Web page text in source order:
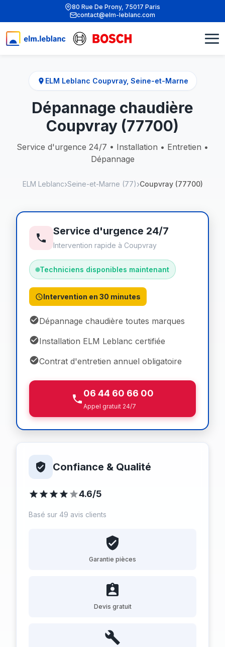
80 Rue De Prony, 75017 Paris
contact@elm-leblanc.com
ELM Leblanc Coupvray, Seine-et-Marne
Dépannage chaudière
Coupvray (77700)
Service d'urgence 24/7 • Installation • Entretien •
Dépannage
ELM Leblanc Seine-et-Marne (77) Coupvray (77700)
Service d'urgence 24/7
Intervention rapide à Coupvray
Techniciens disponibles maintenant
Intervention en 30 minutes
Dépannage chaudière toutes marques
Installation ELM Leblanc certifiée
Contrat d'entretien annuel obligatoire
06 44 60 66 00
Appel gratuit 24/7
Confiance & Qualité
4.6/5
Basé sur 49 avis clients
Garantie pièces
Devis gratuit